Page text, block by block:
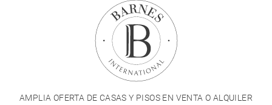
AMPLIA OFERTA DE CASAS Y PISOS EN VENTA O ALQUILER